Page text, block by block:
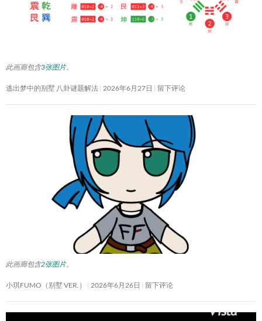
此画廊包含3张图片。
逃出梦中的别墅 八卦谜题解法 2026年6月27日 留下评论
此画廊包含2张图片。
小琪FUMO（别墅 VER.） 2026年6月26日 留下评论